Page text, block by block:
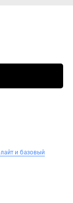
и базовый